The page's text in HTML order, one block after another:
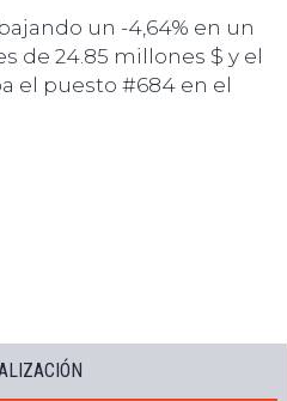
un -4,64% en un
de 24.85 millones $ y el
el puesto #684 en el